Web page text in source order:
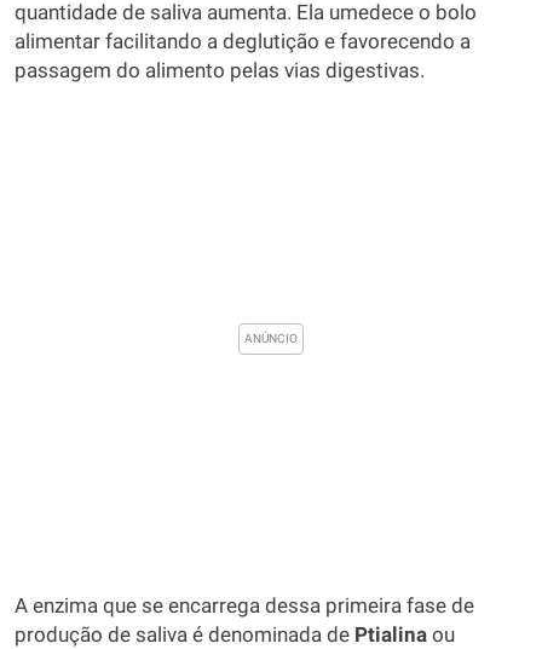
quantidade de saliva aumenta. Ela umedece o bolo
alimentar facilitando a deglutição e favorecendo a
passagem do alimento pelas vias digestivas.
A enzima que se encarrega dessa primeira fase de
produção de saliva é denominada de Ptialina ou